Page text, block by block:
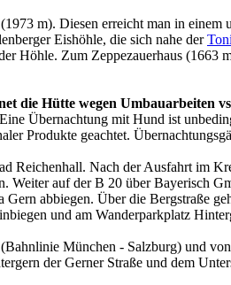
m). Diesen erreicht man in
Eishöhle, die sich nahe der
Höhle. Zum Zeppezauerhaus
die Hütte wegen Umbauarbeiten
Übernachtung mit Hund ist
Produkte geachtet.
Reichenhall. Nach der Ausfahrt im
Weiter auf der B 20 über Bayerisch
abbiegen. Über die Bergstraße
und am Wanderparkplatz
München - Salzburg) und
der Gerner Straße und dem